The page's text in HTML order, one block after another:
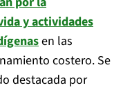
y actividades
en las
costero. Se
destacada por